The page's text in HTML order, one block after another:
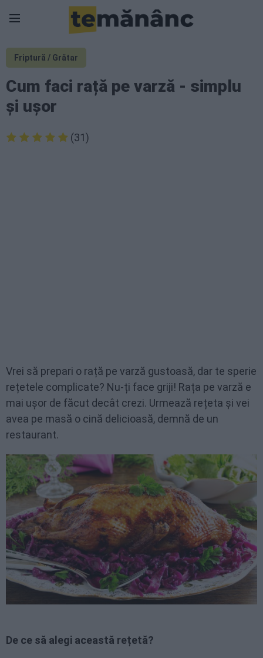
Friptură / Grătar
Cum faci rață pe varză - simplu
și ușor
(31)
Vrei să prepari o rață pe varză gustoasă, dar te sperie
rețetele complicate? Nu-ți face griji! Rața pe varză e
mai ușor de făcut decât crezi. Urmează rețeta și vei
avea pe masă o cină delicioasă, demnă de un
restaurant.
De ce să alegi această rețetă?